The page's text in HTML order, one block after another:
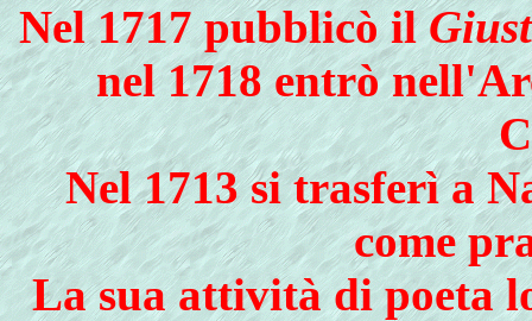
Nel 1717 pubblicò il
nel 1718 entrò
Nel 1713 si trasferì a
come
La sua attività di poeta